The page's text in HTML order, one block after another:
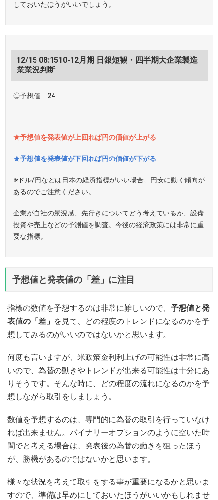
しておいたほうがいいでしょう。
12/15 08:1510-12月期 日銀短観・四半期大企業製造
業業況判断
◎予想値 24
★予想値を発表値が上回れば円の価値が上がる
★予想値を発表値が下回れば円の価値が下がる
※ドル/円などは日本の経済指標がいい場合、円安に動く傾向が
あるのでご注意ください。
企業が自社の景況感、先行きについてどう考えているか、設備
投資や売上などの予測値を調査。今後の経済政策には非常に重
要な指標。
予想値と発表値の「差」に注目
指標の数値を予想するのは非常に難しいので、 予想値と発
表値の「差」 を見て、どの程度のトレンドになるのかを予
想してみるのがいいのではないかと思います。
何度も言いますが、米政策金利利上げの可能性は非常に高
いので、為替の動きやトレンドが出来る可能性は十分にあ
りそうです。そんな時に、どの程度の流れになるのかを予
想しながら取引をしましょう。
数値を予想するのは、専門的に為替の取引を行っていなけ
れば出来ません。バイナリーオプションのように空いた時
間でと考える場合は、発表後の為替の動きを狙ったほう
が、勝機があるのではないかと思います。
様々な状況を考えて取引をする事が重要になるかと思いま
すので、準備は早めにしておいたほうがいいかもしれませ